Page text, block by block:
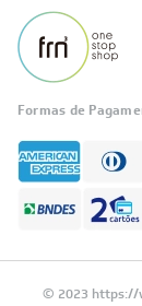
Formas de
© 2023 https://